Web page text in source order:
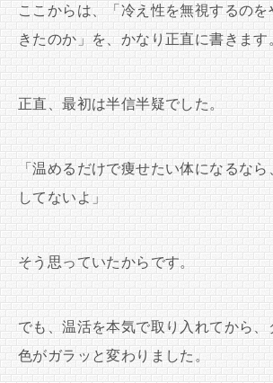
ここからは、「冷え性を無視するのを
きたのか」を、かなり正直に書きます
正直、最初は半信半疑でした。
「温めるだけで痩せたい体になるな
してないよ」
そう思っていたからです。
でも、温活を本気で取り入れてから、
色がガラッと変わりました。